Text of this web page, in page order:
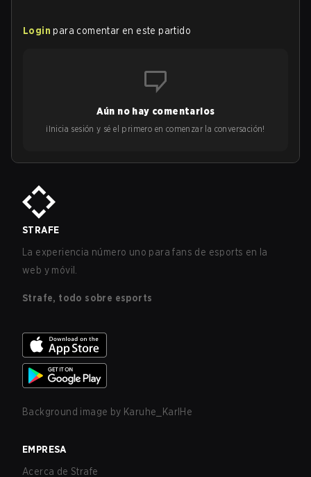
Login para comentar en este partido
Aún no hay comentarios
¡Inicia sesión y sé el primero en comenzar la conversación!
STRAFE
La experiencia número uno para fans de esports en la
web y móvil.
Strafe, todo sobre esports
Background image by Karuhe_KarlHe
EMPRESA
Acerca de Strafe